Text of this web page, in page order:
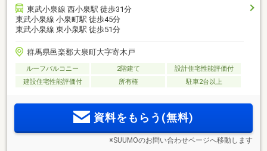
東武小泉線 西小泉駅 徒歩31分
東武小泉線 小泉町駅 徒歩45分
東武小泉線 東小泉駅 徒歩51分
群馬県邑楽郡大泉町大字寄木戸
ルーフバルコニー 2階建て
設計住宅性能評価付
建設住宅性能評価付
所有権 駐車2台以上
資料をもらう(無料)
※SUUMOのお問い合わせページへ移動します